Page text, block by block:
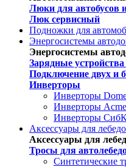
Люки для автобусов
Люк сервисный
Подножки для
Энергосистемы
Энергосистемы
Зарядные
Подключение двух и
Инверторы
Инверторы
Инверторы
Инверторы
Аксессуары для
Аксессуары для
Тросы для
Синтетические